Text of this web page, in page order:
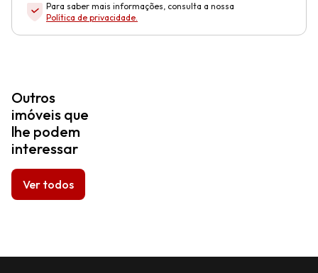
Para saber mais informações, consulta a nossa
Política de privacidade.
Outros
imóveis que
lhe podem
interessar
Ver todos